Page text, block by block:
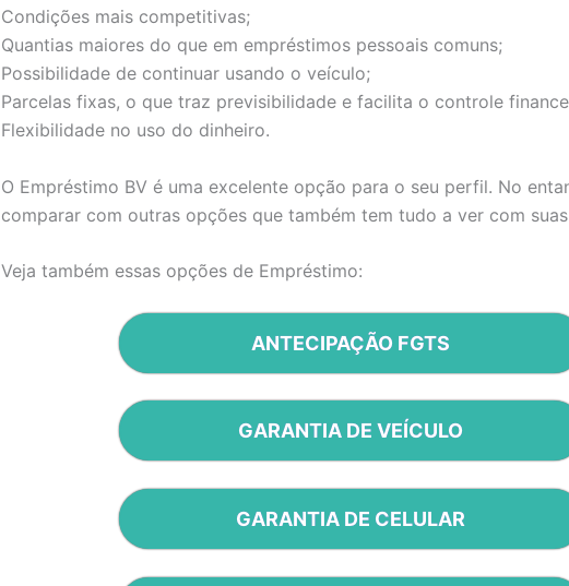
Condições mais competitivas;
Quantias maiores do que em empréstimos pessoais comuns;
Possibilidade de continuar usando o veículo;
Parcelas fixas, o que traz previsibilidade e facilita o controle
Flexibilidade no uso do dinheiro.
O Empréstimo BV é uma excelente opção para o seu perfil. No
comparar com outras opções que também tem tudo a ver com
Veja também essas opções de Empréstimo:
ANTECIPAÇÃO FGTS
GARANTIA DE VEÍCULO
GARANTIA DE CELULAR